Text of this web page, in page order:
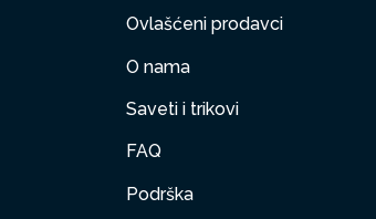
Ovlašćeni prodavci
O nama
Saveti i trikovi
FAQ
Podrška